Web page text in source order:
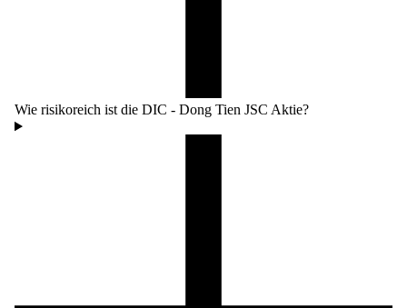
Wie risikoreich ist die DIC - Dong Tien JSC Aktie?